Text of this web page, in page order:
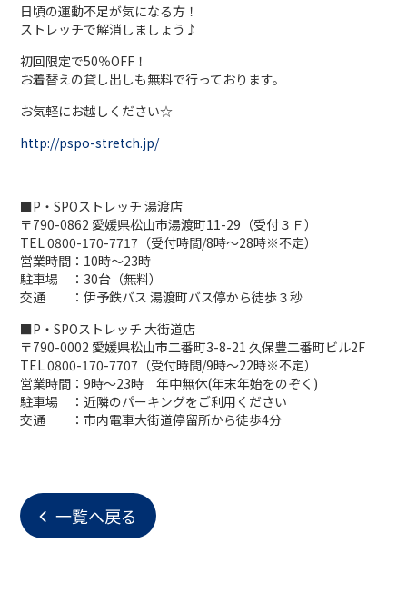
日頃の運動不足が気になる方！
ストレッチで解消しましょう♪
初回限定で50％OFF！
お着替えの貸し出しも無料で行っております。
お気軽にお越しください☆
http://pspo-stretch.jp/
■P・SPOストレッチ 湯渡店
〒790-0862 愛媛県松山市湯渡町11-29（受付３Ｆ）
TEL 0800-170-7717（受付時間/8時〜28時※不定）
営業時間：10時〜23時
駐車場 ：30台（無料）
交通 ：伊予鉄バス 湯渡町バス停から徒歩３秒
■P・SPOストレッチ 大街道店
〒790-0002 愛媛県松山市二番町3-8-21 久保豊二番町ビル2F
TEL 0800-170-7707（受付時間/9時〜22時※不定）
営業時間：9時〜23時 年中無休(年末年始をのぞく)
駐車場 ：近隣のパーキングをご利用ください
交通 ：市内電車大街道停留所から徒歩4分
一覧へ戻る